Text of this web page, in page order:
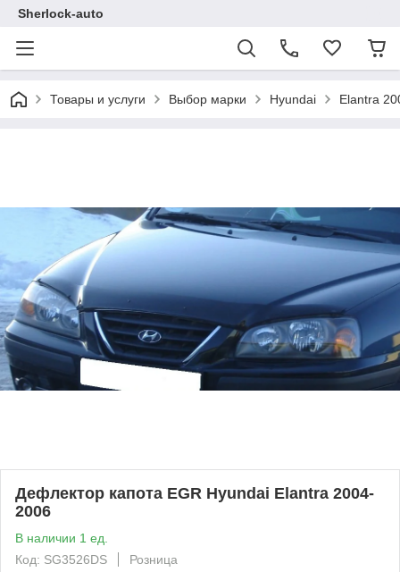
Sherlock-auto
Товары и услуги Выбор марки Hyundai Elantra
Дефлектор капота EGR Hyundai Elantra 2004-
2006
В наличии 1 ед.
Код: SG3526DS
Розница